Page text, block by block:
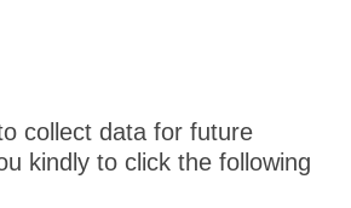
collect data for future
kindly to click the following